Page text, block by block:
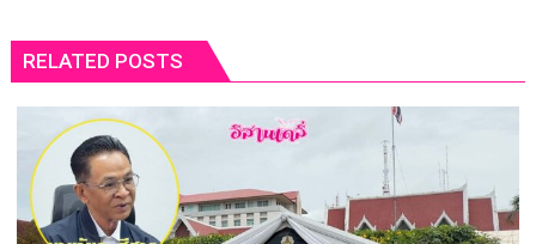
RELATED POSTS